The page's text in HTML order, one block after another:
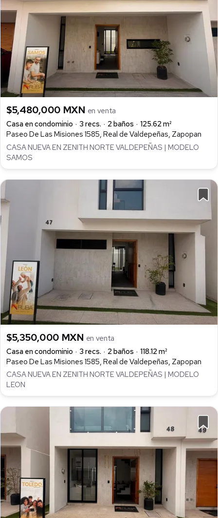
$5,480,000 MXN en venta
Casa en condominio
3 recs. 2 baños
125.62 m²
Paseo De Las Misiones 1585, Real de Valdepeñas, Zapopan
CASA NUEVA EN ZENITH NORTE VALDEPEÑAS | MODELO
SAMOS
$5,350,000 MXN en venta
Casa en condominio
3 recs. 2 baños
118.12 m²
Paseo De Las Misiones 1585, Real de Valdepeñas, Zapopan
CASA NUEVA EN ZENITH NORTE VALDEPEÑAS | MODELO
LEON